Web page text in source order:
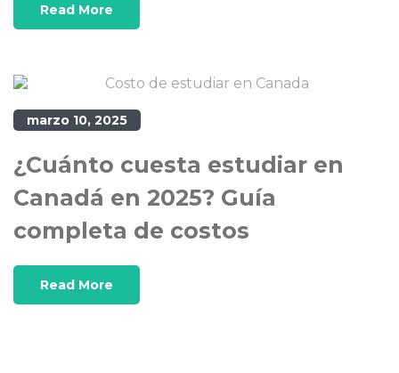
Read More
marzo 10, 2025
¿Cuánto cuesta estudiar en
Canadá en 2025? Guía
completa de costos
Read More